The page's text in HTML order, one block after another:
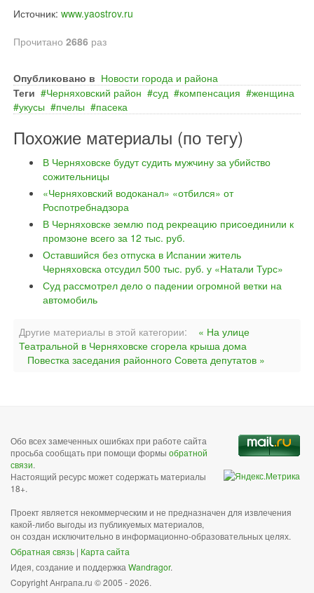
Источник: www.yaostrov.ru
Прочитано 2686 раз
Опубликовано в Новости города и района
Теги
Черняховский район суд компенсация
женщина
укусы
пчелы пасека
Похожие материалы (по тегу)
В Черняховске будут судить мужчину за убийство
сожительницы
«Черняховский водоканал» «отбился» от
Роспотребнадзора
В Черняховске землю под рекреацию присоединили к
промзоне всего за 12 тыс. руб.
Оставшийся без отпуска в Испании житель
Черняховска отсудил 500 тыс. руб. у «Натали Турс»
Суд рассмотрел дело о падении огромной ветки на
автомобиль
Другие материалы в этой категории:
« На улице
Театральной в Черняховске сгорела крыша дома
Повестка заседания районного Совета депутатов »
Обо всех замеченных ошибках при работе сайта
просьба сообщать при помощи формы обратной
связи.
Настоящий ресурс может содержать материалы
18+.
Проект является некоммерческим и не предназначен для извлечения
какой-либо выгоды из публикуемых материалов,
он создан исключительно в информационно-образовательных целях.
Обратная связь | Карта сайта
Идея, создание и поддержка Wandragor.
Copyright Анграпа.ru © 2005 - 2026.